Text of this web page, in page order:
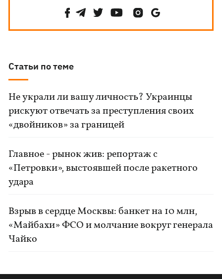
Статьи по теме
Не украли ли вашу личность? Украинцы
рискуют отвечать за преступления своих
«двойников» за границей
Главное - рынок жив: репортаж с
«Петровки», выстоявшей после ракетного
удара
Взрыв в сердце Москвы: банкет на 10 млн,
«Майбахи» ФСО и молчание вокруг генерала
Чайко